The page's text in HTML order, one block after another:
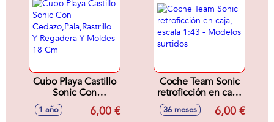
Cubo Playa Castillo
Sonic Con
Cedazo,Pala,Rastrillo
Y Regadera Y
1 año 6,00 €
Coche Team Sonic
retroficción en caja,
escala 1:43 -
Modelos surtidos
36 meses 6,00 €